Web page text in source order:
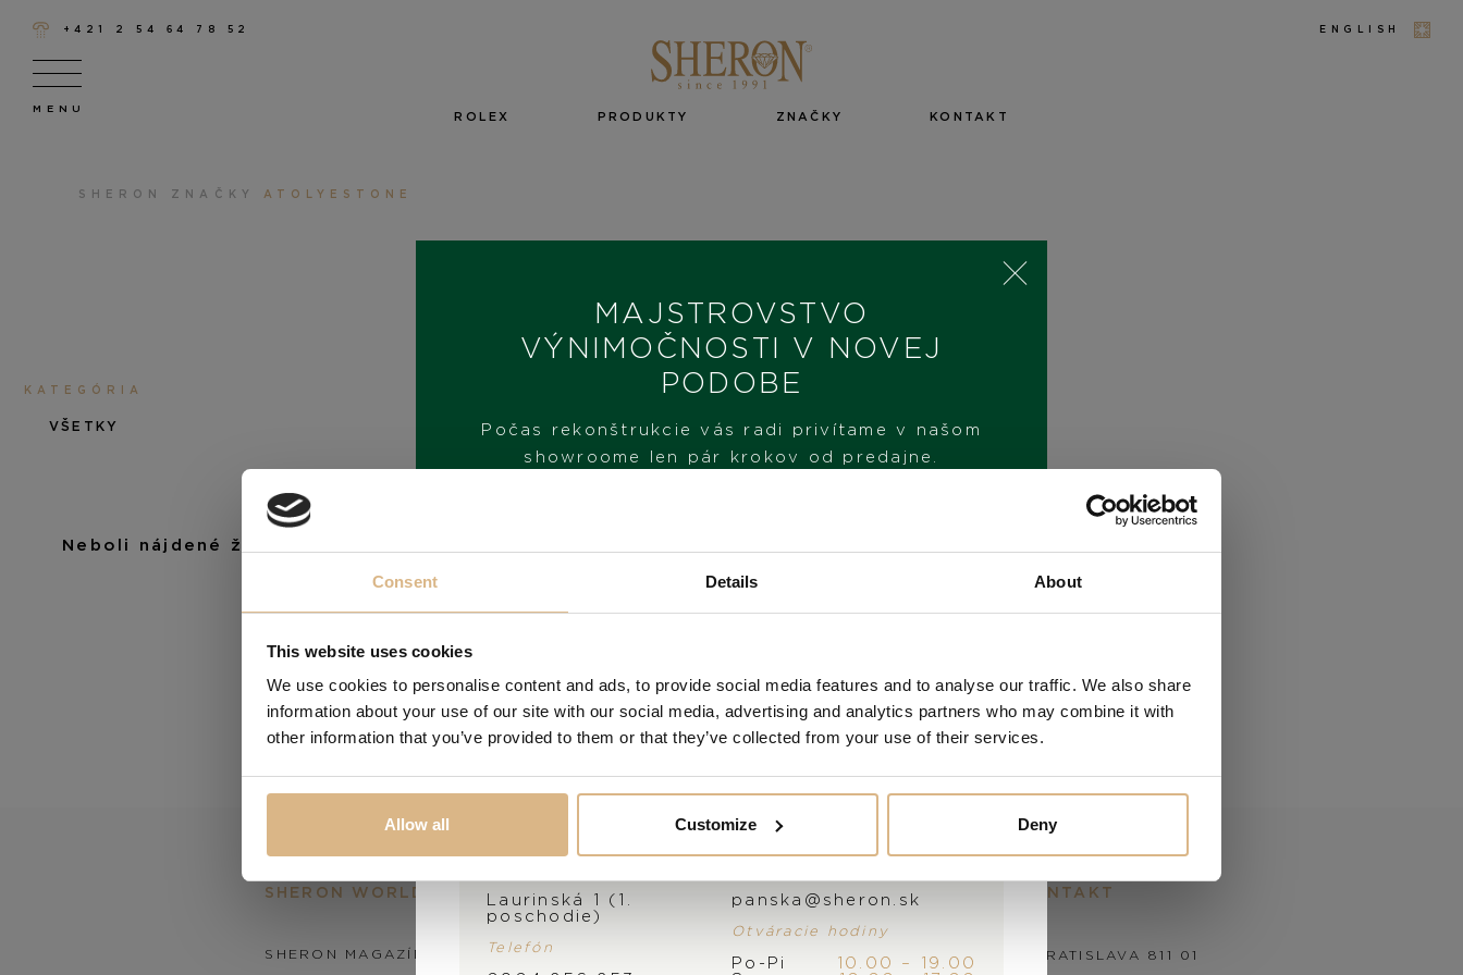
Consent Details About
This website uses cookies
We use cookies to personalise content and ads, to provide social media features and to analyse our traffic. We also share
information about your use of our site with our social media, advertising and analytics partners who may combine it with
other information that you’ve provided to them or that they’ve collected from your use of their services.
Allow all Customize Deny
+421 2 54 64 78 52 ENGLISH
ROLEX PRODUKTY ZNAČKY KONTAKT
SHERON ZNAČKY ATOLYESTONE
FILTER PRODUKTOV
KATEGÓRIA
VŠETKY
Neboli nájdené žiadne produkty vyhovujúce vašemu výberu.
SHERON WORLD
SHERON MAGAZÍN
PRODUKTY
HODINKY
SERVIS
SERVIS A REKLAMÁCIE
KONTAKT
PANSKÁ 2, BRATISLAVA 811 01
MAJSTROVSTVO
VÝNIMOČNOSTI V NOVEJ
PODOBE
Počas rekonštrukcie vás radi privítame v našom
showroome len pár krokov od predajne.
NAVŠTÍVTE NÁŠ SHOWROOM
Laurinská 1 (1.
poschodie)
Telefón
panska@sheron.sk
Otváracie hodiny
Po-Pi
10.00 – 19.00